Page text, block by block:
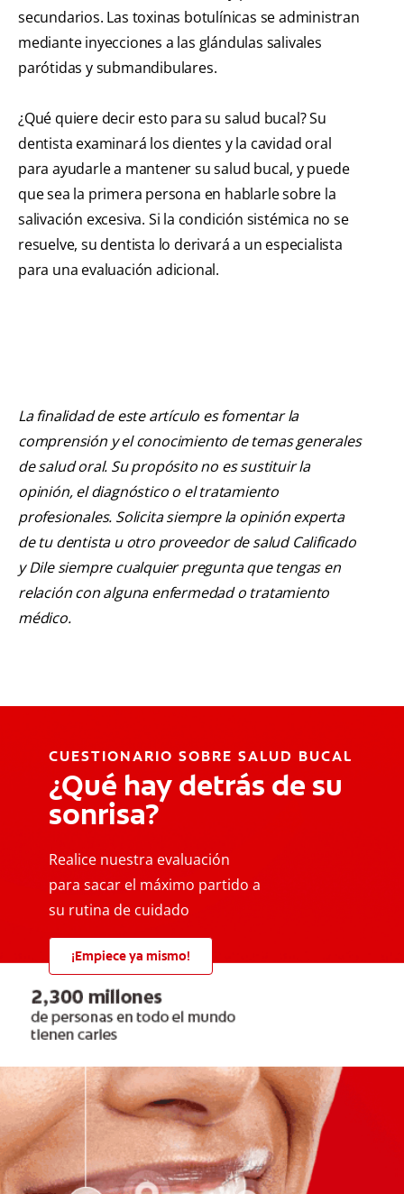
secundarios. Las toxinas botulínicas se administran
mediante inyecciones a las glándulas salivales
parótidas y submandibulares.
¿Qué quiere decir esto para su salud bucal? Su
dentista examinará los dientes y la cavidad oral
para ayudarle a mantener su salud bucal, y puede
que sea la primera persona en hablarle sobre la
salivación excesiva. Si la condición sistémica no se
resuelve, su dentista lo derivará a un especialista
para una evaluación adicional.
La finalidad de este artículo es fomentar la
comprensión y el conocimiento de temas generales
de salud oral. Su propósito no es sustituir la
opinión, el diagnóstico o el tratamiento
profesionales. Solicita siempre la opinión experta
de tu dentista u otro proveedor de salud Calificado
y Dile siempre cualquier pregunta que tengas en
relación con alguna enfermedad o tratamiento
médico.
CUESTIONARIO SOBRE SALUD BUCAL
¿Qué hay detrás de su
sonrisa?
Realice nuestra evaluación
para sacar el máximo partido a
su rutina de cuidado
¡Empiece ya mismo!